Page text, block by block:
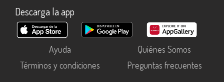
Descarga la app
Ayuda
Quiénes Somos
Términos y condiciones
Preguntas frecuentes